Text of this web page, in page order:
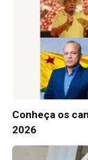
Conheça os
2026